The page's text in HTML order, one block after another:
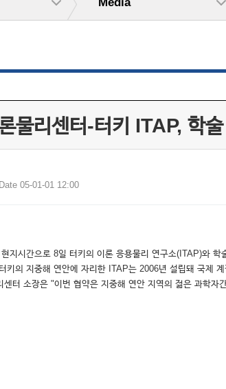
물리센터-터키 ITAP, 학
Date 05-01-01 12:00
지시간으로 8일 터키의 이론 응용물리 연구소(ITAP)와
키의 지중해 연안에 자리한 ITAP는 2006년 설립돼 국제
터 소장은 "이번 협약은 지중해 연안 지역의 젊은 과학